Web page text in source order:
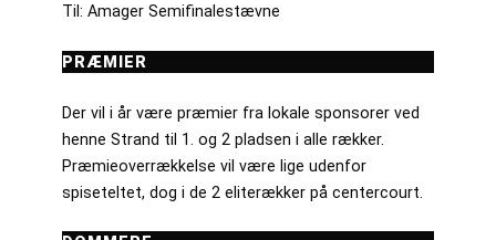
Til: Amager Semifinalestævne
PRÆMIER
Der vil i år være præmier fra lokale sponsorer ved
henne Strand til 1. og 2 pladsen i alle rækker.
Præmieoverrækkelse vil være lige udenfor
spiseteltet, dog i de 2 eliterækker på centercourt.